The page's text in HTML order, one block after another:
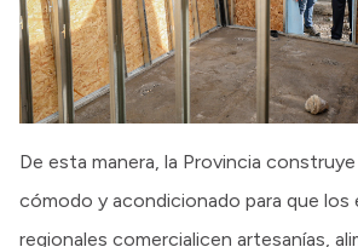
De esta manera, la Provincia
cómodo y acondicionado para que los
regionales comercialicen artesanías,